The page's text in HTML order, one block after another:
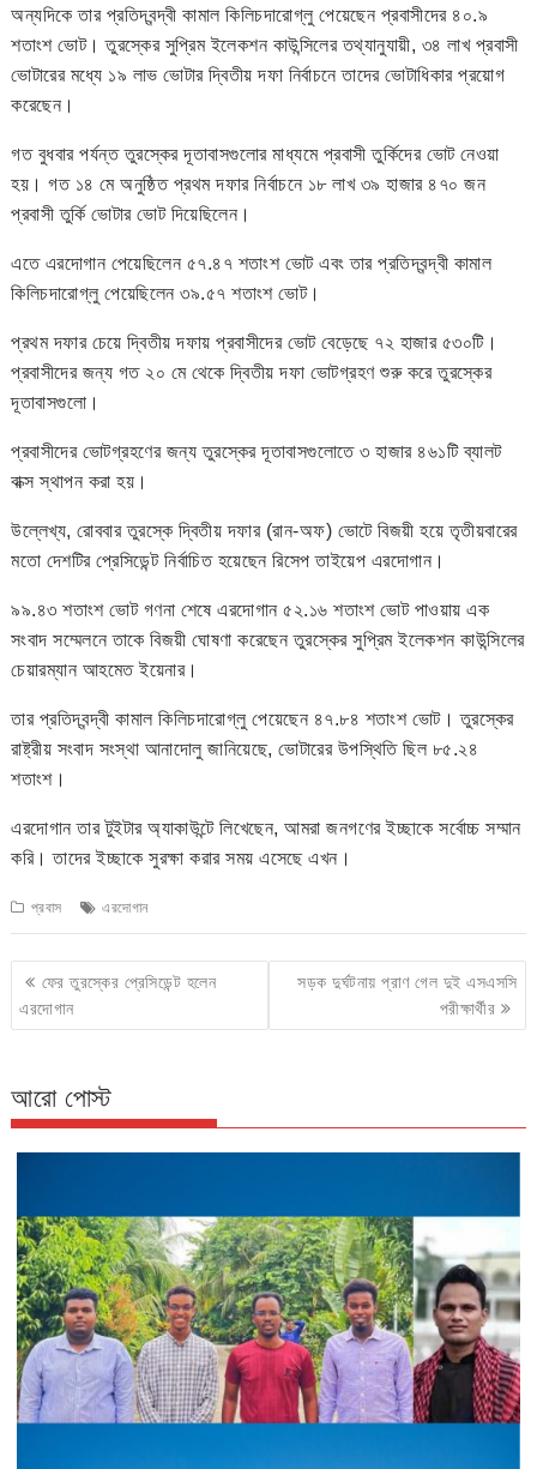
অন্যদিকে তার প্রতিদ্বন্দ্বী কামাল কিলিচদারোগ্লু পেয়েছেন প্রবাসীদের ৪০.৯
শতাংশ ভোট। তুরস্কের সুপ্রিম ইলেকশন কাউন্সিলের তথ্যানুযায়ী, ৩৪ লাখ প্রবাসী
ভোটারের মধ্যে ১৯ লাভ ভোটার দ্বিতীয় দফা নির্বাচনে তাদের ভোটাধিকার প্রয়োগ
করেছেন।
গত বুধবার পর্যন্ত তুরস্কের দূতাবাসগুলোর মাধ্যমে প্রবাসী তুর্কিদের ভোট নেওয়া
হয়। গত ১৪ মে অনুষ্ঠিত প্রথম দফার নির্বাচনে ১৮ লাখ ৩৯ হাজার ৪৭০ জন
প্রবাসী তুর্কি ভোটার ভোট দিয়েছিলেন।
এতে এরদোগান পেয়েছিলেন ৫৭.৪৭ শতাংশ ভোট এবং তার প্রতিদ্বন্দ্বী কামাল
কিলিচদারোগ্লু পেয়েছিলেন ৩৯.৫৭ শতাংশ ভোট।
প্রথম দফার চেয়ে দ্বিতীয় দফায় প্রবাসীদের ভোট বেড়েছে ৭২ হাজার ৫৩০টি।
প্রবাসীদের জন্য গত ২০ মে থেকে দ্বিতীয় দফা ভোটগ্রহণ শুরু করে তুরস্কের
দূতাবাসগুলো।
প্রবাসীদের ভোটগ্রহণের জন্য তুরস্কের দূতাবাসগুলোতে ৩ হাজার ৪৬১টি ব্যালট
বাক্স স্থাপন করা হয়।
উল্লেখ্য, রোববার তুরস্কে দ্বিতীয় দফার (রান-অফ) ভোটে বিজয়ী হয়ে তৃতীয়বারের
মতো দেশটির প্রেসিডেন্ট নির্বাচিত হয়েছেন রিসেপ তাইয়েপ এরদোগান।
৯৯.৪৩ শতাংশ ভোট গণনা শেষে এরদোগান ৫২.১৬ শতাংশ ভোট পাওয়ায় এক
সংবাদ সম্মেলনে তাকে বিজয়ী ঘোষণা করেছেন তুরস্কের সুপ্রিম ইলেকশন কাউন্সিলের
চেয়ারম্যান আহমেত ইয়েনার।
তার প্রতিদ্বন্দ্বী কামাল কিলিচদারোগ্লু পেয়েছেন ৪৭.৮৪ শতাংশ ভোট। তুরস্কের
রাষ্ট্রীয় সংবাদ সংস্থা আনাদোলু জানিয়েছে, ভোটারের উপস্থিতি ছিল ৮৫.২৪
শতাংশ।
এরদোগান তার টুইটার অ্যাকাউন্টে লিখেছেন, আমরা জনগণের ইচ্ছাকে সর্বোচ্চ সম্মান
করি। তাদের ইচ্ছাকে সুরক্ষা করার সময় এসেছে এখন।
প্রবাস এরদোগান
Post
navigation
ফের তুরস্কের প্রেসিডেন্ট হলেন
এরদোগান
সড়ক দুর্ঘটনায় প্রাণ গেল দুই এসএসসি
পরীক্ষার্থীর
আরো পোস্ট